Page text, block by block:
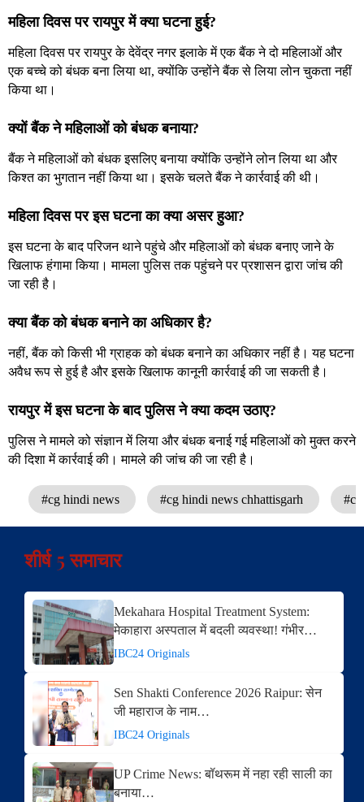
महिला दिवस पर रायपुर में क्या घटना हुई?
महिला दिवस पर रायपुर के देवेंद्र नगर इलाके में एक बैंक ने दो महिलाओं और
एक बच्चे को बंधक बना लिया था, क्योंकि उन्होंने बैंक से लिया लोन चुकता नहीं
किया था।
क्यों बैंक ने महिलाओं को बंधक बनाया?
बैंक ने महिलाओं को बंधक इसलिए बनाया क्योंकि उन्होंने लोन लिया था और
किश्त का भुगतान नहीं किया था। इसके चलते बैंक ने कार्रवाई की थी।
महिला दिवस पर इस घटना का क्या असर हुआ?
इस घटना के बाद परिजन थाने पहुंचे और महिलाओं को बंधक बनाए जाने के
खिलाफ हंगामा किया। मामला पुलिस तक पहुंचने पर प्रशासन द्वारा जांच की
जा रही है।
क्या बैंक को बंधक बनाने का अधिकार है?
नहीं, बैंक को किसी भी ग्राहक को बंधक बनाने का अधिकार नहीं है। यह घटना
अवैध रूप से हुई है और इसके खिलाफ कानूनी कार्रवाई की जा सकती है।
रायपुर में इस घटना के बाद पुलिस ने क्या कदम उठाए?
पुलिस ने मामले को संज्ञान में लिया और बंधक बनाई गई महिलाओं को मुक्त करने
की दिशा में कार्रवाई की। मामले की जांच की जा रही है।
#cg hindi news #cg hindi news chhattisgarh
शीर्ष 5 समाचार
Mekahara Hospital Treatment System:
मेकाहारा अस्पताल में बदली व्यवस्था! गंभीर…
IBC24 Originals
Sen Shakti Conference 2026 Raipur: सेन
जी महाराज के नाम…
IBC24 Originals
UP Crime News: बॉथरूम में नहा रही साली का
बनाया…